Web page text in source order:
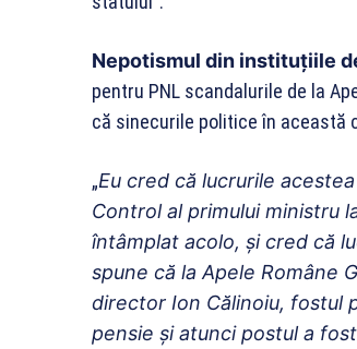
Nepotismul din instituțiile
pentru PNL scandalurile de la
că sinecurile politice în această
„Eu cred că lucrurile
Control al primului ministru
întâmplat acolo, și cred că
spune că la Apele Române
director Ion Călinoiu, fostul
pensie și atunci postul a